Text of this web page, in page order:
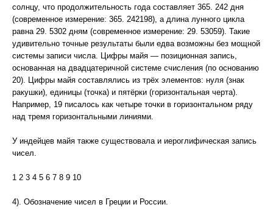
солнцу, что продолжительность года составляет 365. 242 дня
(современное измерение: 365. 242198), а длина лунного цикла
равна 29. 5302 дням (современное измерение: 29. 53059). Такие
удивительно точные результаты были едва возможны без мощной
системы записи числа. Цифры майя — позиционная запись,
основанная на двадцатеричной системе счисления (по основанию
20). Цифры майя составлялись из трёх элементов: нуля (знак
ракушки), единицы (точка) и пятёрки (горизонтальная черта).
Например, 19 писалось как четыре точки в горизонтальном ряду
над тремя горизонтальными линиями.
У индейцев майя также существовала и иероглифическая запись
чисел.
1 2 3 4 5 6 7 8 9 10
4). Обозначение чисел в Греции и России.